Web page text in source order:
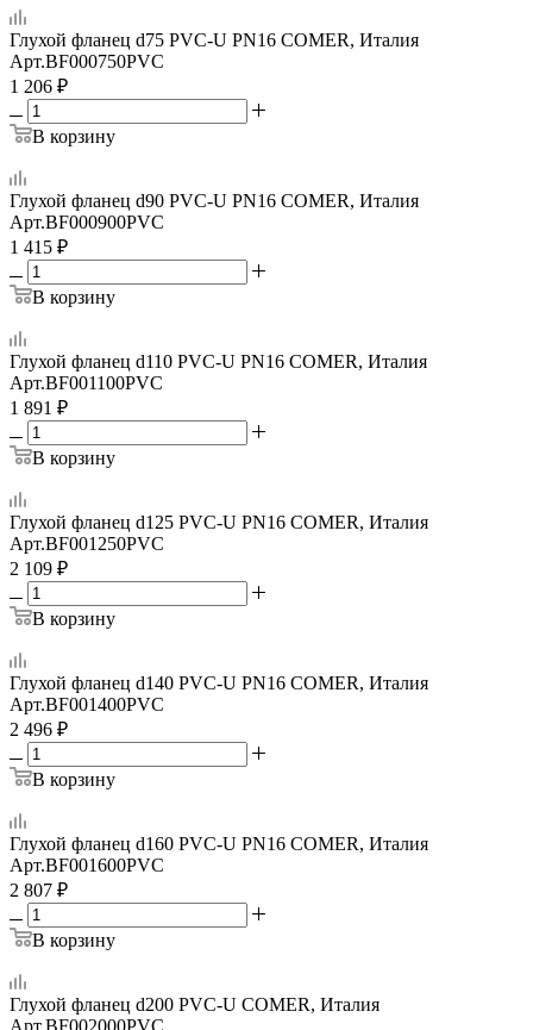
Глухой фланец d75 PVC-U PN16 COMER, Италия
Арт.BF000750PVC
1 206 ₽
В корзину
Глухой фланец d90 PVC-U PN16 COMER, Италия
Арт.BF000900PVC
1 415 ₽
В корзину
Глухой фланец d110 PVC-U PN16 COMER, Италия
Арт.BF001100PVC
1 891 ₽
В корзину
Глухой фланец d125 PVC-U PN16 COMER, Италия
Арт.BF001250PVC
2 109 ₽
В корзину
Глухой фланец d140 PVC-U PN16 COMER, Италия
Арт.BF001400PVC
2 496 ₽
В корзину
Глухой фланец d160 PVC-U PN16 COMER, Италия
Арт.BF001600PVC
2 807 ₽
В корзину
Глухой фланец d200 PVC-U COMER, Италия
Арт.BF002000PVC